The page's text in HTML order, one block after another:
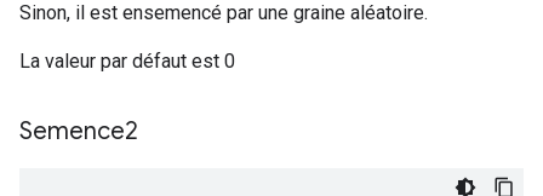
Sinon, il est ensemencé par une graine aléatoire.
La valeur par défaut est 0
Semence2